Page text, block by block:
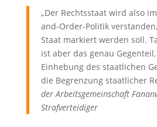
„Der Rechtsstaat wird also
and-Order-Politik
Staat markiert werden soll.
ist aber das genau
Einhebung des staatlichen
die Begrenzung staatlicher
der Arbeitsgemeinschaft
Strafverteidiger